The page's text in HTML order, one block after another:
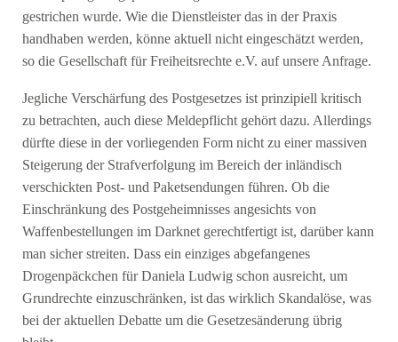
gestrichen wurde. Wie die Dienstleister das in der Praxis
handhaben werden, könne aktuell nicht eingeschätzt werden,
so die Gesellschaft für Freiheitsrechte e.V. auf unsere Anfrage.
Jegliche Verschärfung des Postgesetzes ist prinzipiell kritisch
zu betrachten, auch diese Meldepflicht gehört dazu. Allerdings
dürfte diese in der vorliegenden Form nicht zu einer massiven
Steigerung der Strafverfolgung im Bereich der inländisch
verschickten Post- und Paketsendungen führen. Ob die
Einschränkung des Postgeheimnisses angesichts von
Waffenbestellungen im Darknet gerechtfertigt ist, darüber kann
man sicher streiten. Dass ein einziges abgefangenes
Drogenpäckchen für Daniela Ludwig schon ausreicht, um
Grundrechte einzuschränken, ist das wirklich Skandalöse, was
bei der aktuellen Debatte um die Gesetzesänderung übrig